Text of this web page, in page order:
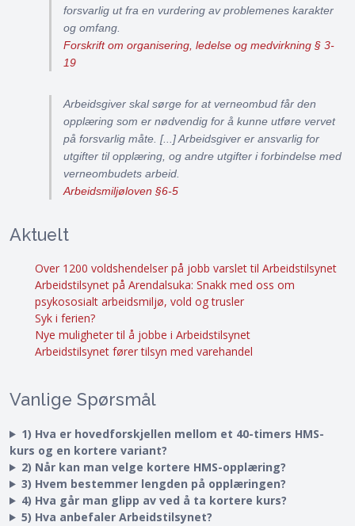
forsvarlig ut fra en vurdering av problemenes karakter
og omfang.
Forskrift om organisering, ledelse og medvirkning § 3-
19
Arbeidsgiver skal sørge for at verneombud får den
opplæring som er nødvendig for å kunne utføre vervet
på forsvarlig måte. [...] Arbeidsgiver er ansvarlig for
utgifter til opplæring, og andre utgifter i forbindelse med
verneombudets arbeid.
Arbeidsmiljøloven §6-5
Aktuelt
Over 1200 voldshendelser på jobb varslet til Arbeidstilsynet
Arbeidstilsynet på Arendalsuka: Snakk med oss om
psykososialt arbeidsmiljø, vold og trusler
Syk i ferien?
Nye muligheter til å jobbe i Arbeidstilsynet
Arbeidstilsynet fører tilsyn med varehandel
Vanlige Spørsmål
1) Hva er hovedforskjellen mellom et 40-timers HMS-
kurs og en kortere variant?
2) Når kan man velge kortere HMS-opplæring?
3) Hvem bestemmer lengden på opplæringen?
4) Hva går man glipp av ved å ta kortere kurs?
5) Hva anbefaler Arbeidstilsynet?